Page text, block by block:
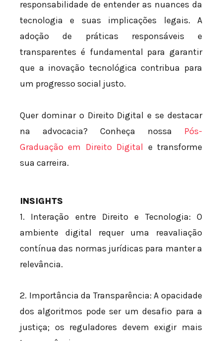
responsabilidade de entender as nuances da
tecnologia e suas implicações legais. A
adoção de práticas responsáveis e
transparentes é fundamental para garantir
que a inovação tecnológica contribua para
um progresso social justo.
Quer dominar o Direito Digital e se destacar
na advocacia? Conheça nossa Pós-
Graduação em Direito Digital e transforme
sua carreira.
INSIGHTS
1. Interação entre Direito e Tecnologia: O
ambiente digital requer uma reavaliação
contínua das normas jurídicas para manter a
relevância.
2. Importância da Transparência: A opacidade
dos algoritmos pode ser um desafio para a
justiça; os reguladores devem exigir mais